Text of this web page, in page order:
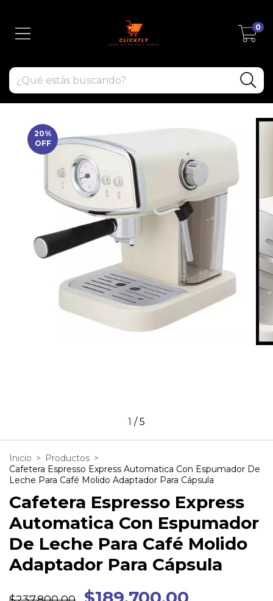
0
20%
OFF
1 /5
Inicio > Productos >
Cafetera Espresso Express Automatica Con Espumador De
Leche Para Café Molido Adaptador Para Cápsula
Cafetera Espresso Express
Automatica Con Espumador
De Leche Para Café Molido
Adaptador Para Cápsula